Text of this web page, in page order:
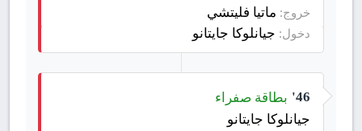
خروج: ماتيا فليتشي
دخول: جيانلوكا جايتانو
46' بطاقة صفراء
جيانلوكا جايتانو